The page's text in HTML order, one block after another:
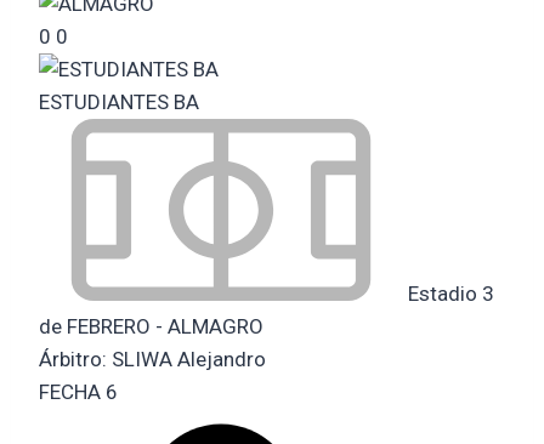
0 0
ESTUDIANTES BA
Estadio 3
de FEBRERO - ALMAGRO
Árbitro: SLIWA Alejandro
FECHA 6